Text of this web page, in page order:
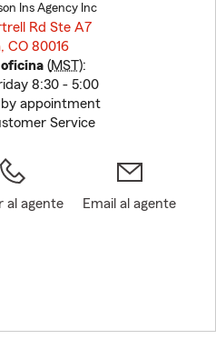
Ins Agency Inc
Rd Ste A7
CO 80016
(MST):
8:30 - 5:00
appointment
Service
al agente Email al agente